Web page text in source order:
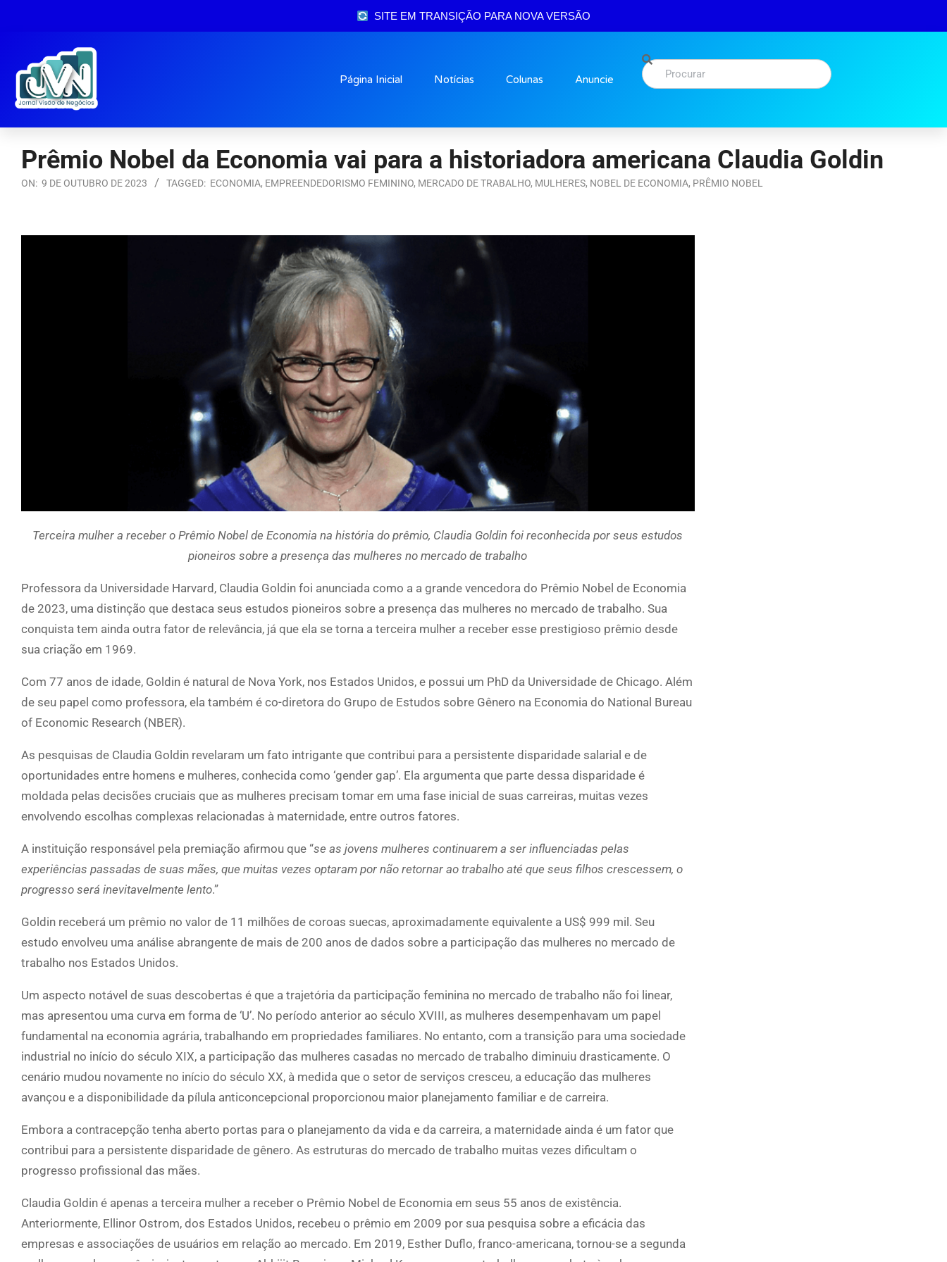
SITE EM TRANSIÇÃO PARA NOVA VERSÃO
Página Inicial Notícias Colunas Anuncie
Prêmio Nobel da Economia vai para a historiadora americana Claudia Goldin
ON: 9 DE OUTUBRO DE 2023 TAGGED: ECONOMIA, EMPREENDEDORISMO FEMININO, MERCADO DE TRABALHO, MULHERES, NOBEL DE ECONOMIA, PRÊMIO NOBEL
Terceira mulher a receber o Prêmio Nobel de Economia na história do prêmio, Claudia Goldin foi reconhecida por seus estudos
pioneiros sobre a presença das mulheres no mercado de trabalho
Professora da Universidade Harvard, Claudia Goldin foi anunciada como a a grande vencedora do Prêmio Nobel de Economia
de 2023, uma distinção que destaca seus estudos pioneiros sobre a presença das mulheres no mercado de trabalho. Sua
conquista tem ainda outra fator de relevância, já que ela se torna a terceira mulher a receber esse prestigioso prêmio desde
sua criação em 1969.
Com 77 anos de idade, Goldin é natural de Nova York, nos Estados Unidos, e possui um PhD da Universidade de Chicago. Além
de seu papel como professora, ela também é co-diretora do Grupo de Estudos sobre Gênero na Economia do National Bureau
of Economic Research (NBER).
As pesquisas de Claudia Goldin revelaram um fato intrigante que contribui para a persistente disparidade salarial e de
oportunidades entre homens e mulheres, conhecida como ‘gender gap’. Ela argumenta que parte dessa disparidade é
moldada pelas decisões cruciais que as mulheres precisam tomar em uma fase inicial de suas carreiras, muitas vezes
envolvendo escolhas complexas relacionadas à maternidade, entre outros fatores.
A instituição responsável pela premiação afirmou que “se as jovens mulheres continuarem a ser influenciadas pelas
experiências passadas de suas mães, que muitas vezes optaram por não retornar ao trabalho até que seus filhos crescessem, o
progresso será inevitavelmente lento.”
Goldin receberá um prêmio no valor de 11 milhões de coroas suecas, aproximadamente equivalente a US$ 999 mil. Seu
estudo envolveu uma análise abrangente de mais de 200 anos de dados sobre a participação das mulheres no mercado de
trabalho nos Estados Unidos.
Um aspecto notável de suas descobertas é que a trajetória da participação feminina no mercado de trabalho não foi linear,
mas apresentou uma curva em forma de ‘U’. No período anterior ao século XVIII, as mulheres desempenhavam um papel
fundamental na economia agrária, trabalhando em propriedades familiares. No entanto, com a transição para uma sociedade
industrial no início do século XIX, a participação das mulheres casadas no mercado de trabalho diminuiu drasticamente. O
cenário mudou novamente no início do século XX, à medida que o setor de serviços cresceu, a educação das mulheres
avançou e a disponibilidade da pílula anticoncepcional proporcionou maior planejamento familiar e de carreira.
Embora a contracepção tenha aberto portas para o planejamento da vida e da carreira, a maternidade ainda é um fator que
contribui para a persistente disparidade de gênero. As estruturas do mercado de trabalho muitas vezes dificultam o
progresso profissional das mães.
Claudia Goldin é apenas a terceira mulher a receber o Prêmio Nobel de Economia em seus 55 anos de existência.
Anteriormente, Ellinor Ostrom, dos Estados Unidos, recebeu o prêmio em 2009 por sua pesquisa sobre a eficácia das
empresas e associações de usuários em relação ao mercado. Em 2019, Esther Duflo, franco-americana, tornou-se a segunda